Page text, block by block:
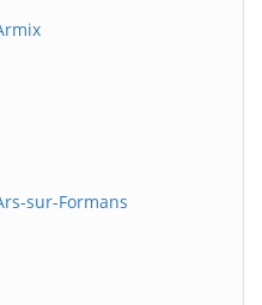
sur-Formans